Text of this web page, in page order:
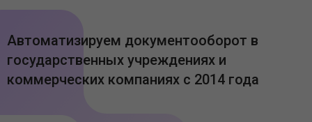
Автоматизируем документооборот в
государственных учреждениях и
коммерческих компаниях с 2014 года